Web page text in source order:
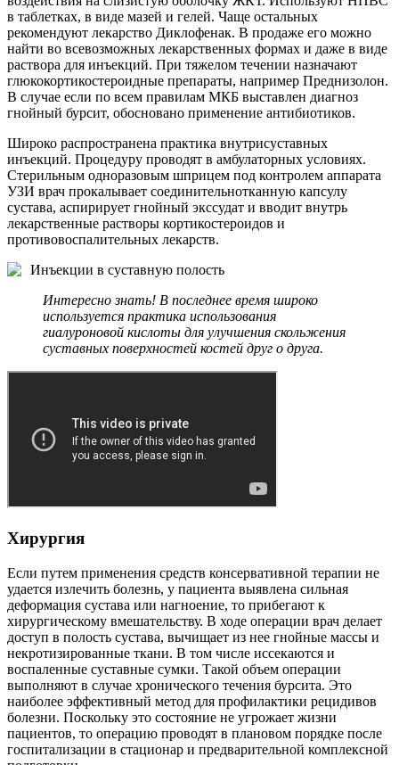
в таблетках, в виде мазей и гелей. Чаще остальных
рекомендуют лекарство Диклофенак. В продаже его можно
найти во всевозможных лекарственных формах и даже в виде
раствора для инъекций. При тяжелом течении назначают
глюкокортикостероидные препараты, например Преднизолон.
В случае если по всем правилам МКБ выставлен диагноз
гнойный бурсит, обосновано применение антибиотиков.
Широко распространена практика внутрисуставных
инъекций. Процедуру проводят в амбулаторных условиях.
Стерильным одноразовым шприцем под контролем аппарата
УЗИ врач прокалывает соединительнотканную капсулу
сустава, аспирирует гнойный экссудат и вводит внутрь
лекарственные растворы кортикостероидов и
противовоспалительных лекарств.
Инъекции в суставную полость
Интересно знать! В последнее время широко
используется практика использования
гиалуроновой кислоты для улучшения скольжения
суставных поверхностей костей друг о друга.
Хирургия
Если путем применения средств консервативной терапии не
удается излечить болезнь, у пациента выявлена сильная
деформация сустава или нагноение, то прибегают к
хирургическому вмешательству. В ходе операции врач делает
доступ в полость сустава, вычищает из нее гнойные массы и
некротизированные ткани. В том числе иссекаются и
воспаленные суставные сумки. Такой объем операции
выполняют в случае хронического течения бурсита. Это
наиболее эффективный метод для профилактики рецидивов
болезни. Поскольку это состояние не угрожает жизни
пациентов, то операцию проводят в плановом порядке после
госпитализации в стационар и предварительной комплексной